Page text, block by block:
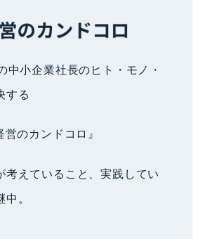
中小企業社長のヒト・モノ・
する
営のカンドコロ』
考えていること、実践してい
。